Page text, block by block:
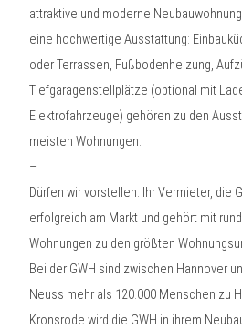
attraktive und moderne
eine hochwertige Ausstattung:
oder Terrassen, Fußbodenheizung,
Tiefgaragenstellplätze (optional mit
Elektrofahrzeuge) gehören zu den
meisten Wohnungen.
–
Dürfen wir vorstellen: Ihr Vermieter, die
erfolgreich am Markt und gehört mit
Wohnungen zu den größten
Bei der GWH sind zwischen Hannover
Neuss mehr als 120.000 Menschen zu
Kronsrode wird die GWH in ihrem